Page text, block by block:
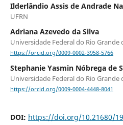
Ilderlândio Assis de Andrade
UFRN
Adriana Azevedo da Silva
Universidade Federal do Rio Grande
https://orcid.org/0009-0002-3958-5766
Stephanie Yasmin Nóbrega de
Universidade Federal do Rio Grande
https://orcid.org/0009-0004-4448-8041
DOI: https://doi.org/10.21680/